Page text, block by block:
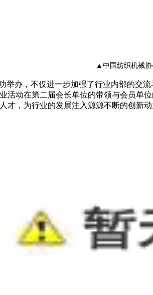
▲中国纺织机械
举办，不仅进一步加强了行业内部的
活动在第二届会长单位的带领与会员
才，为行业的发展注入源源不断的创新动